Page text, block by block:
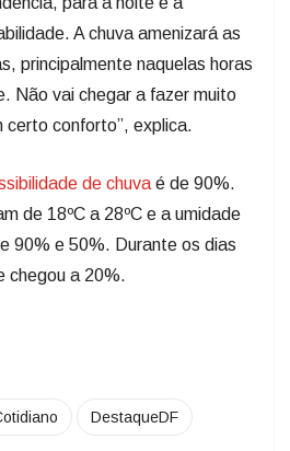
A chuva amenizará as
principalmente naquelas horas
Não vai chegar a fazer muito
certo conforto”, explica.
de chuvaé de 90%.
de 18ºC a 28ºC e a umidade
90% e 50%. Durante os dias
chegou a 20%.
DestaqueDF